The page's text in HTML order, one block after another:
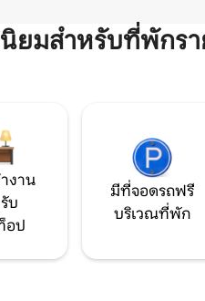
ยมสำหรับที่พักรา
งาน
บ
อป
มีที่จอดรถฟรี
บริเวณที่พัก